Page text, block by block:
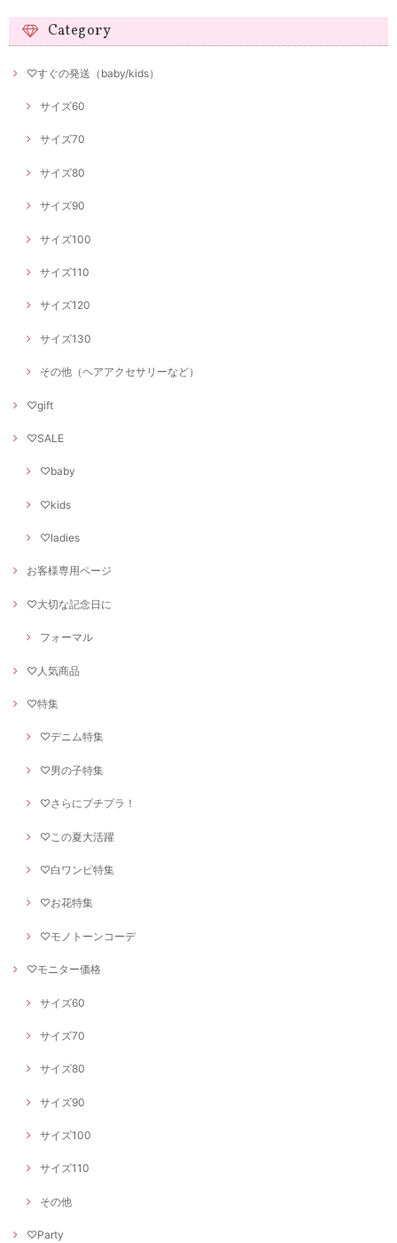
Category
♡すぐの発送（baby/kids）
サイズ60
サイズ70
サイズ80
サイズ90
サイズ100
サイズ110
サイズ120
サイズ130
その他（ヘアアクセサリーなど）
♡gift
♡SALE
♡baby
♡kids
♡ladies
お客様専用ページ
♡大切な記念日に
フォーマル
♡人気商品
♡特集
♡デニム特集
♡男の子特集
♡さらにプチプラ！
♡この夏大活躍
♡白ワンピ特集
♡お花特集
♡モノトーンコーデ
♡モニター価格
サイズ60
サイズ70
サイズ80
サイズ90
サイズ100
サイズ110
その他
♡Party